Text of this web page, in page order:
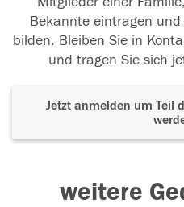
Bekannte eintragen
bilden. Bleiben Sie in
und tragen Sie sich
Jetzt anmelden um Teil
weitere